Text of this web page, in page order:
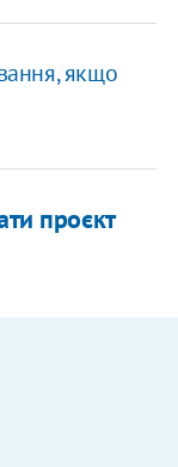
якщо
проєкт